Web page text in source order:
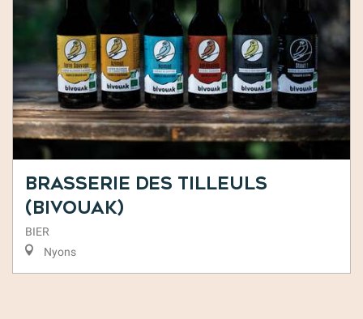
Brasserie des Tilleuls
(Bivouak)
BIER
Nyons